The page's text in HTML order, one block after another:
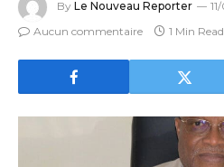
By Le Nouveau Reporter
Aucun commentaire
1 Min Read